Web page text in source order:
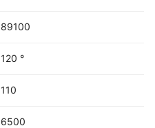
89100
120 °
110
6500